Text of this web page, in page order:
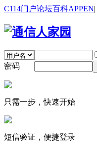
C114门户论坛百科APPEN|
密码
只需一步，快速开始
短信验证，便捷登录